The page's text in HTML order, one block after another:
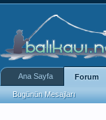
Ana Sayfa Forum
Bugünün Mesajları